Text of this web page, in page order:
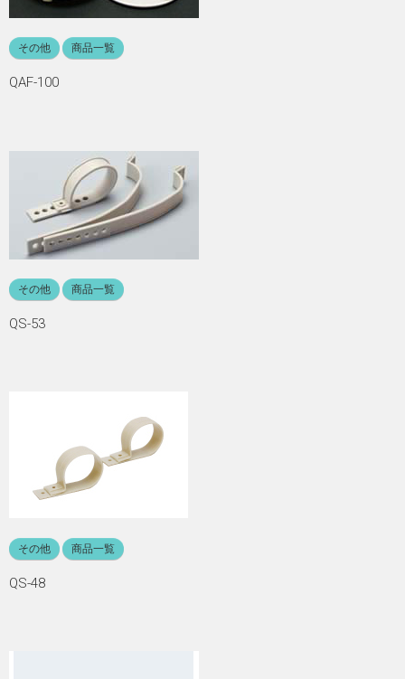
その他 商品一覧
QAF-100
その他 商品一覧
QS-53
その他 商品一覧
QS-48